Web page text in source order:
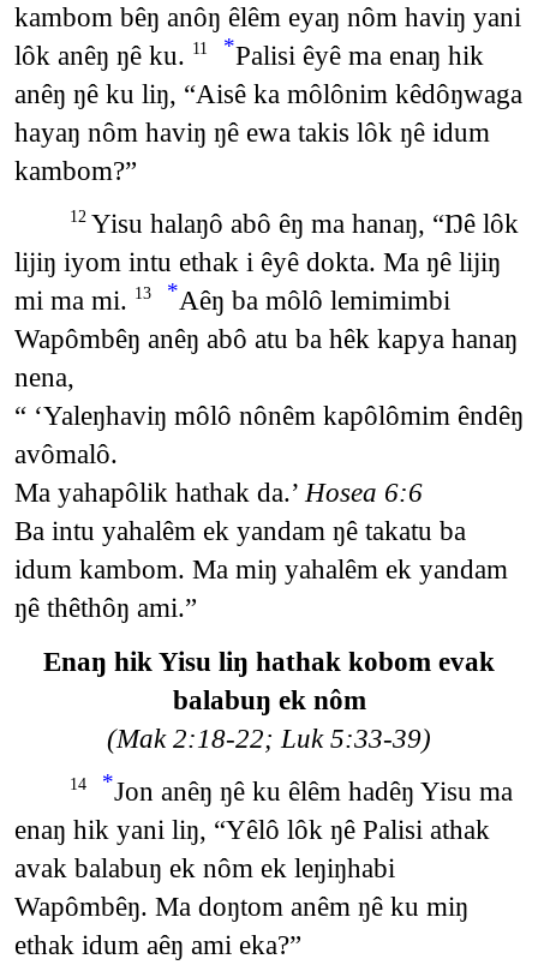
kambom bêŋ anôŋ êlêm eyaŋ nôm haviŋ yani
lôk anêŋ ŋê ku. 11 *Palisi êyê ma enaŋ hik
anêŋ ŋê ku liŋ, “Aisê ka môlônim kêdôŋwaga
hayaŋ nôm haviŋ ŋê ewa takis lôk ŋê idum
kambom?”
12 Yisu halaŋô abô êŋ ma hanaŋ, “Ŋê lôk
lijiŋ iyom intu ethak i êyê dokta. Ma ŋê lijiŋ
mi ma mi. 13 *Aêŋ ba môlô lemimimbi
Wapômbêŋ anêŋ abô atu ba hêk kapya hanaŋ
nena,
“ ‘Yaleŋhaviŋ môlô nônêm kapôlômim êndêŋ
avômalô.
Ma yahapôlik hathak da.’ Hosea 6:6
Ba intu yahalêm ek yandam ŋê takatu ba
idum kambom. Ma miŋ yahalêm ek yandam
ŋê thêthôŋ ami.”
Enaŋ hik Yisu liŋ hathak kobom evak
balabuŋ ek nôm
(Mak 2:18-22; Luk 5:33-39)
14 *Jon anêŋ ŋê ku êlêm hadêŋ Yisu ma
enaŋ hik yani liŋ, “Yêlô lôk ŋê Palisi athak
avak balabuŋ ek nôm ek leŋiŋhabi
Wapômbêŋ. Ma doŋtom anêm ŋê ku miŋ
ethak idum aêŋ ami eka?”